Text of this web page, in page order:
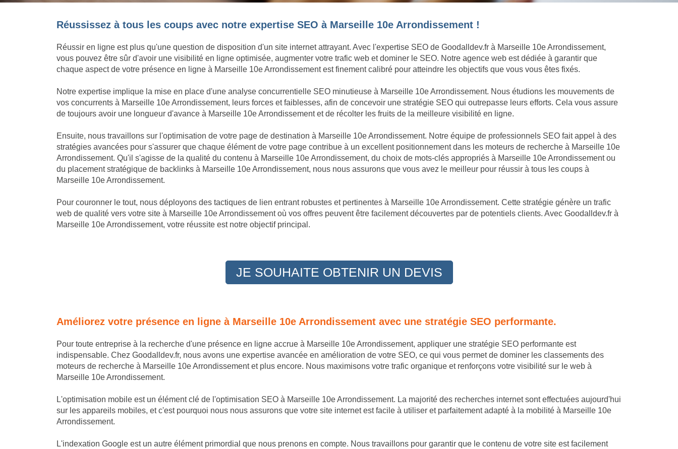
Réussissez à tous les coups avec notre expertise SEO à Marseille 10e Arrondissement !
Réussir en ligne est plus qu'une question de disposition d'un site internet attrayant. Avec l'expertise SEO de Goodalldev.fr à Marseille 10e Arrondissement,
vous pouvez être sûr d'avoir une visibilité en ligne optimisée, augmenter votre trafic web et dominer le SEO. Notre agence web est dédiée à garantir que
chaque aspect de votre présence en ligne à Marseille 10e Arrondissement est finement calibré pour atteindre les objectifs que vous vous êtes fixés.
Notre expertise implique la mise en place d'une analyse concurrentielle SEO minutieuse à Marseille 10e Arrondissement. Nous étudions les mouvements de
vos concurrents à Marseille 10e Arrondissement, leurs forces et faiblesses, afin de concevoir une stratégie SEO qui outrepasse leurs efforts. Cela vous assure
de toujours avoir une longueur d'avance à Marseille 10e Arrondissement et de récolter les fruits de la meilleure visibilité en ligne.
Ensuite, nous travaillons sur l'optimisation de votre page de destination à Marseille 10e Arrondissement. Notre équipe de professionnels SEO fait appel à des
stratégies avancées pour s'assurer que chaque élément de votre page contribue à un excellent positionnement dans les moteurs de recherche à Marseille 10e
Arrondissement. Qu'il s'agisse de la qualité du contenu à Marseille 10e Arrondissement, du choix de mots-clés appropriés à Marseille 10e Arrondissement ou
du placement stratégique de backlinks à Marseille 10e Arrondissement, nous nous assurons que vous avez le meilleur pour réussir à tous les coups à
Marseille 10e Arrondissement.
Pour couronner le tout, nous déployons des tactiques de lien entrant robustes et pertinentes à Marseille 10e Arrondissement. Cette stratégie génère un trafic
web de qualité vers votre site à Marseille 10e Arrondissement où vos offres peuvent être facilement découvertes par de potentiels clients. Avec Goodalldev.fr à
Marseille 10e Arrondissement, votre réussite est notre objectif principal.
JE SOUHAITE OBTENIR UN DEVIS
Améliorez votre présence en ligne à Marseille 10e Arrondissement avec une stratégie SEO performante.
Pour toute entreprise à la recherche d'une présence en ligne accrue à Marseille 10e Arrondissement, appliquer une stratégie SEO performante est
indispensable. Chez Goodalldev.fr, nous avons une expertise avancée en amélioration de votre SEO, ce qui vous permet de dominer les classements des
moteurs de recherche à Marseille 10e Arrondissement et plus encore. Nous maximisons votre trafic organique et renforçons votre visibilité sur le web à
Marseille 10e Arrondissement.
L'optimisation mobile est un élément clé de l'optimisation SEO à Marseille 10e Arrondissement. La majorité des recherches internet sont effectuées aujourd'hui
sur les appareils mobiles, et c'est pourquoi nous nous assurons que votre site internet est facile à utiliser et parfaitement adapté à la mobilité à Marseille 10e
Arrondissement.
L'indexation Google est un autre élément primordial que nous prenons en compte. Nous travaillons pour garantir que le contenu de votre site est facilement